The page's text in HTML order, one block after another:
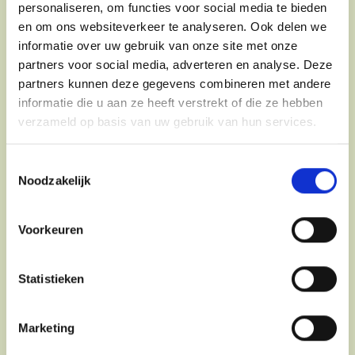
personaliseren, om functies voor social media te bieden
en om ons websiteverkeer te analyseren. Ook delen we
informatie over uw gebruik van onze site met onze
partners voor social media, adverteren en analyse. Deze
partners kunnen deze gegevens combineren met andere
informatie die u aan ze heeft verstrekt of die ze hebben
verzameld op basis van uw gebruik van hun services.
Noodzakelijk
Voorkeuren
Statistieken
Marketing
optioneel.
onze tips,
jouw levensstijl
Als aanvulling op het sporten kan je kiezen
Je krijgt praktische tips en inzichten die je
helpen om stap voor stap bewuster keuzes te
eiwitten cruciaal zijn voor de opbouw van
spieren en organen. Geen strikte regels, maar
een aanpak die aansluit bij jouw leven, zodat
haalbaar en vol te houden zijn, met focus op
gezonde voeding. Op die manier bouw je
geleidelijk aan een levensstijl op die bij jou